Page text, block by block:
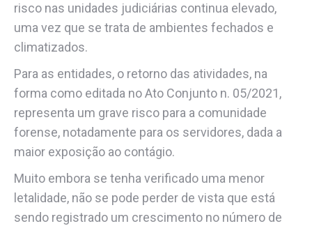
risco nas unidades judiciárias continua elevado,
uma vez que se trata de ambientes fechados e
climatizados.
Para as entidades, o retorno das atividades, na
forma como editada no Ato Conjunto n. 05/2021,
representa um grave risco para a comunidade
forense, notadamente para os servidores, dada a
maior exposição ao contágio.
Muito embora se tenha verificado uma menor
letalidade, não se pode perder de vista que está
sendo registrado um crescimento no número de